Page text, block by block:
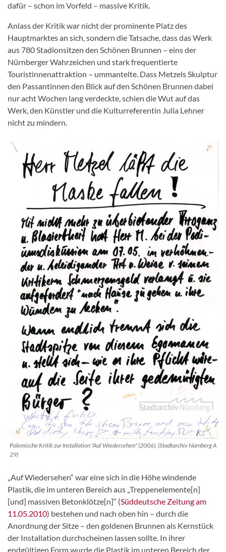
dafür – schon im Vorfeld – massive Kritik.
Anlass der Kritik war nicht der prominente Platz des
Hauptmarktes an sich, sondern die Tatsache, dass das Werk
aus 780 Stadionsitzen den Schönen Brunnen – eins der
Nürnberger Wahrzeichen und stark frequentierte
Touristinnenattraktion – ummantelte. Dass Metzels Skulptur
den Passantinnen den Blick auf den Schönen Brunnen dabei
nur acht Wochen lang verdeckte, schien die Wut auf das
Werk, den Künstler und die Kulturreferentin Julia Lehner
nicht zu mindern.
Polemische Kritik zur Installation "Auf Wiedersehen" (2006). (Stadtarchiv Nürnberg A
29)
„Auf Wiedersehen“ war eine sich in die Höhe windende
Plastik, die im unteren Bereich aus „Treppenelemente[n]
[und] massiven Betonklötze[n]“ (Süddeutsche Zeitung am
11.05.2010) bestehen und nach oben hin – durch die
Anordnung der Sitze – den goldenen Brunnen als Kernstück
der Installation durchscheinen lassen sollte. In ihrer
endgültigen Form wurde die Plastik im unteren Bereich der